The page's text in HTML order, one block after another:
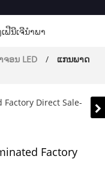
ອນ LED
ແກນພາດ
Factory